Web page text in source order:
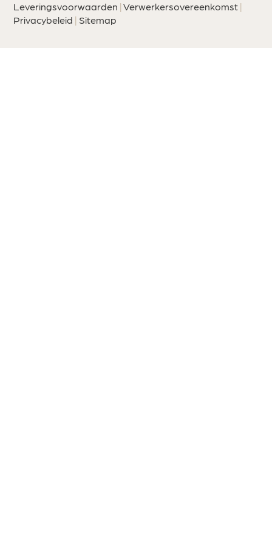
Leveringsvoorwaarden |Verwerkersovereenkomst |
Privacybeleid | Sitemap